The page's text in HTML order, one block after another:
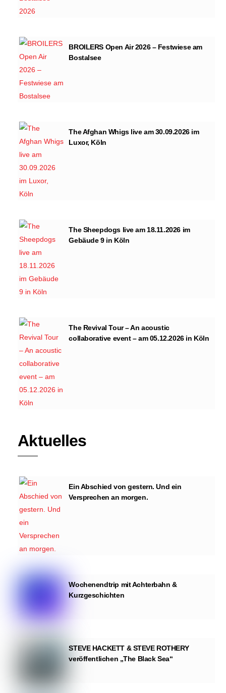
BROILERS Open Air 2026 – Festwiese am
Bostalsee
The Afghan Whigs live am 30.09.2026 im
Luxor, Köln
The Sheepdogs live am 18.11.2026 im
Gebäude 9 in Köln
The Revival Tour – An acoustic
collaborative event – am 05.12.2026 in Köln
Aktuelles
Ein Abschied von gestern. Und ein
Versprechen an morgen.
Wochenendtrip mit Achterbahn &
Kurzgeschichten
STEVE HACKETT & STEVE ROTHERY
veröffentlichen „The Black Sea“